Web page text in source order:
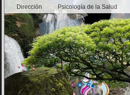
Dirección Psicología de la Salud